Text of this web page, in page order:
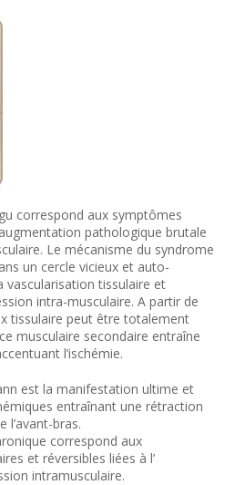
correspond aux symptômes
pathologique brutale
Le mécanisme du syndrome
un cercle vicieux et auto-
vascularisation tissulaire et
intra-musculaire. A partir de
tissulaire peut être totalement
musculaire secondaire entraîne
l’ischémie.
est la manifestation ultime et
entraînant une rétraction
l’avant-bras.
correspond aux
et réversibles liées à l’
intramusculaire.